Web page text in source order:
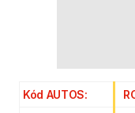
Kód AUTOS: